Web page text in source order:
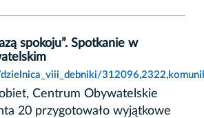
spokoju”. Spotkanie w
Centrum Obywatelskie
20 przygotowało wyjątkowe